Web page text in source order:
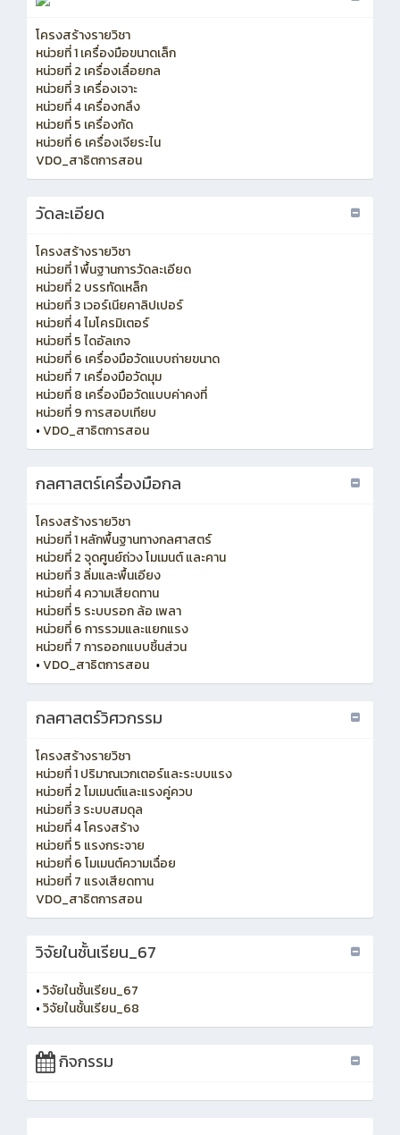
โครงสร้างรายวิชา
หน่วยที่ 1 เครื่องมือขนาดเล็ก
หน่วยที่ 2 เครื่องเลื่อยกล
หน่วยที่ 3 เครื่องเจาะ
หน่วยที่ 4 เครื่องกลึง
หน่วยที่ 5 เครื่องกัด
หน่วยที่ 6 เครื่องเจียระไน
VDO_สาธิตการสอน
วัดละเอียด
โครงสร้างรายวิชา
หน่วยที่ 1 พื้นฐานการวัดละเอียด
หน่วยที่ 2 บรรทัดเหล็ก
หน่วยที่ 3 เวอร์เนียคาลิปเปอร์
หน่วยที่ 4 ไมโครมิเตอร์
หน่วยที่ 5 ไดอัลเกจ
หน่วยที่ 6 เครื่องมือวัดแบบถ่ายขนาด
หน่วยที่ 7 เครื่องมือวัดมุม
หน่วยที่ 8 เครื่องมือวัดแบบค่าคงที่
หน่วยที่ 9 การสอบเทียบ
•VDO_สาธิตการสอน
กลศาสตร์เครื่องมือกล
โครงสร้างรายวิชา
หน่วยที่ 1 หลักพื้นฐานทางกลศาสตร์
หน่วยที่ 2 จุดศูนย์ถ่วง โมเมนต์ และคาน
หน่วยที่ 3 ลิ่มและพื้นเอียง
หน่วยที่ 4 ความเสียดทาน
หน่วยที่ 5 ระบบรอก ล้อ เพลา
หน่วยที่ 6 การรวมและแยกแรง
หน่วยที่ 7 การออกแบบชิ้นส่วน
•VDO_สาธิตการสอน
กลศาสตร์วิศวกรรม
โครงสร้างรายวิชา
หน่วยที่ 1 ปริมาณเวกเตอร์และระบบแรง
หน่วยที่ 2 โมเมนต์และแรงคู่ควบ
หน่วยที่ 3 ระบบสมดุล
หน่วยที่ 4 โครงสร้าง
หน่วยที่ 5 แรงกระจาย
หน่วยที่ 6 โมเมนต์ความเฉื่อย
หน่วยที่ 7 แรงเสียดทาน
VDO_สาธิตการสอน
วิจัยในชั้นเรียน_67
•วิจัยในชั้นเรียน_67
•วิจัยในชั้นเรียน_68
กิจกรรม